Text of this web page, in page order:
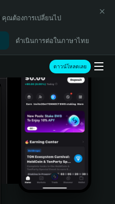
คุณต้องการเปลี่ยนไป
ดำเนินการต่อในภาษาไทย
ดาวน์โหลดเลย